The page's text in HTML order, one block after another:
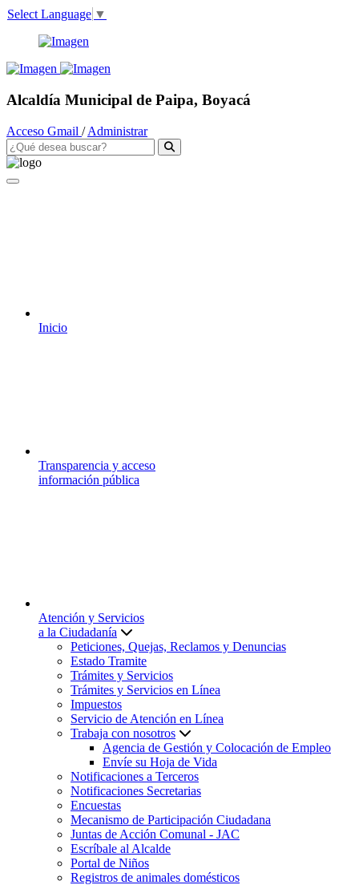
Select Language ▼
Alcaldía Municipal de Paipa, Boyacá
Acceso Gmail /Administrar
Inicio
Transparencia y acceso
información pública
Atención y Servicios
a la Ciudadanía
Peticiones, Quejas, Reclamos y Denuncias
Estado Tramite
Trámites y Servicios
Trámites y Servicios en Línea
Impuestos
Servicio de Atención en Línea
Trabaja con nosotros
Agencia de Gestión y Colocación de Empleo
Envíe su Hoja de Vida
Notificaciones a Terceros
Notificaciones Secretarias
Encuestas
Mecanismo de Participación Ciudadana
Juntas de Acción Comunal - JAC
Escríbale al Alcalde
Portal de Niños
Registros de animales domésticos